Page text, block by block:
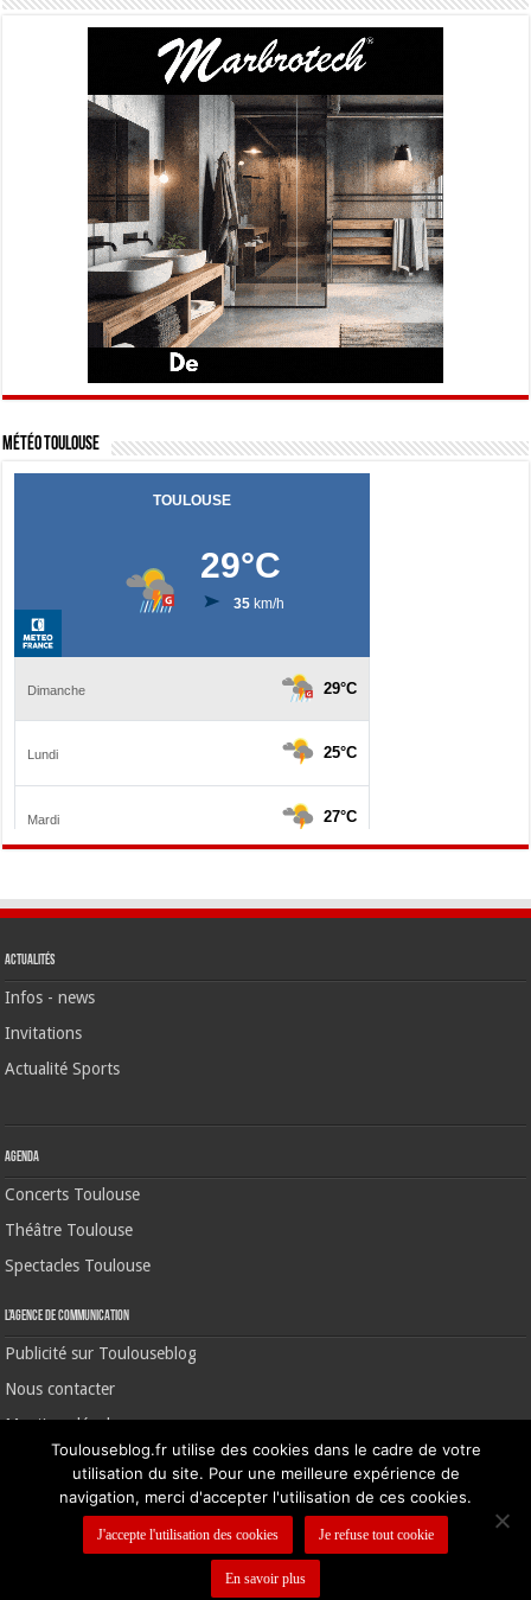
Météo Toulouse
Actualités
Infos - news
Invitations
Actualité Sports
Agenda
Concerts Toulouse
Théâtre Toulouse
Spectacles Toulouse
L’agence de communication
Publicité sur Toulouseblog
Nous contacter
Mentions légales
©2006-2026 Toulouse Blog | CNIL N° 1391640
Nous contacter Mentions légales
Toulouseblog.fr utilise des cookies dans le cadre de votre
utilisation du site. Pour une meilleure expérience de
navigation, merci d'accepter l'utilisation de ces cookies.
J'accepte l'utilisation des cookies Je refuse tout cookie
En savoir plus